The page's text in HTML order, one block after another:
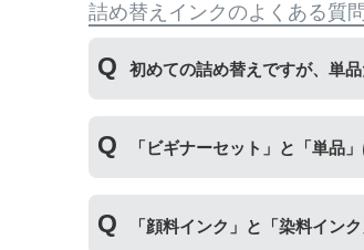
詰め替えインクのよくある質問
初めての詰め替えですが、単
い。単品商品には、詰め替え
「ビギナーセット」と「単品
「顔料インク」と「染料イン